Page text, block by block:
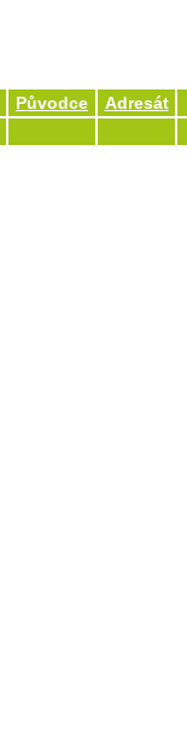
Původce Adresát